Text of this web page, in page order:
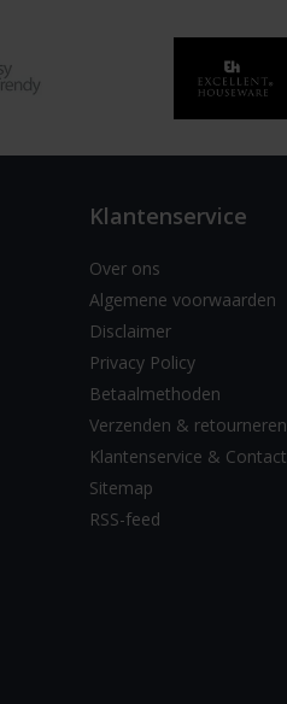
Klantenservice
Over ons
Algemene voorwaarden
Disclaimer
Privacy Policy
Betaalmethoden
Verzenden & retourneren
Klantenservice & Contact
Sitemap
RSS-feed